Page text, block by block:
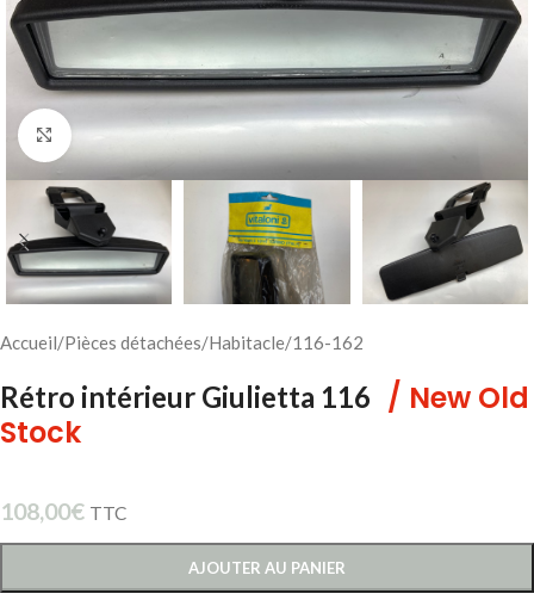
Cliquez pour agrandir
Accueil/Pièces détachées/Habitacle/116-162
Rétro intérieur Giulietta 116 / New Old
Stock
108,00€ TTC
AJOUTER AU PANIER